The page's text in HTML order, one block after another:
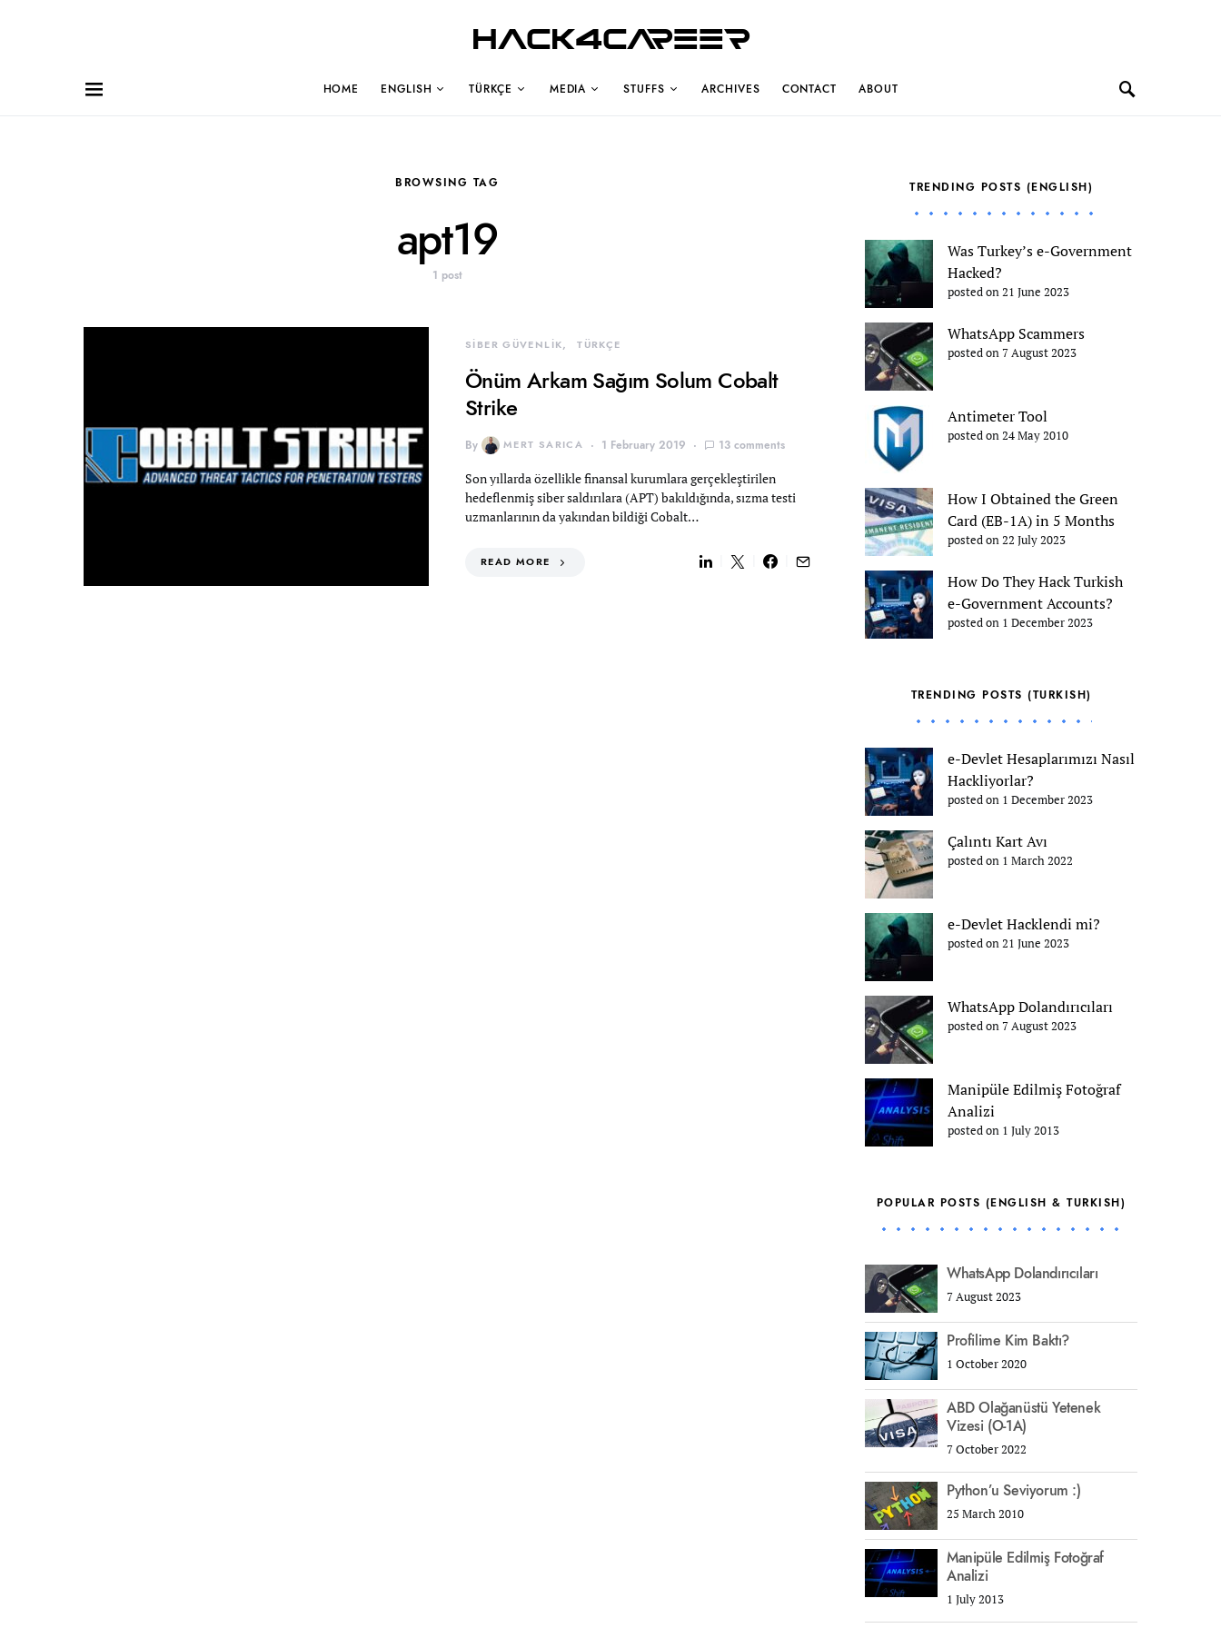
Hack4Career
HOME ENGLISH TÜRKÇE MEDIA STUFFS ARCHIVES CONTACT ABOUT
BROWSING TAG
apt19
1 post
SİBER GÜVENLİK TÜRKÇE
Önüm Arkam Sağım Solum Cobalt
Strike
By MERT SARICA 1 February 2019 13 comments
Son yıllarda özellikle finansal kurumlara gerçekleştirilen
hedeflenmiş siber saldırılara (APT) bakıldığında, sızma testi
uzmanlarının da yakından bildiği Cobalt…
READ MORE
TRENDING POSTS (ENGLISH)
Was Turkey’s e-Government
Hacked?
posted on 21 June 2023
WhatsApp Scammers
posted on 7 August 2023
Antimeter Tool
posted on 24 May 2010
How I Obtained the Green
Card (EB-1A) in 5 Months
posted on 22 July 2023
How Do They Hack Turkish
e-Government Accounts?
posted on 1 December 2023
TRENDING POSTS (TURKISH)
e-Devlet Hesaplarımızı Nasıl
Hackliyorlar?
posted on 1 December 2023
Çalıntı Kart Avı
posted on 1 March 2022
e-Devlet Hacklendi mi?
posted on 21 June 2023
WhatsApp Dolandırıcıları
posted on 7 August 2023
Manipüle Edilmiş Fotoğraf
Analizi
posted on 1 July 2013
POPULAR POSTS (ENGLISH & TURKISH)
WhatsApp Dolandırıcıları
7 August 2023
Profilime Kim Baktı?
1 October 2020
ABD Olağanüstü Yetenek
Vizesi (O-1A)
7 October 2022
Python’u Seviyorum :)
25 March 2010
Manipüle Edilmiş Fotoğraf
Analizi
1 July 2013